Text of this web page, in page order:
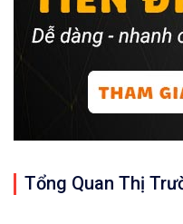
✅Xem cách mở
👉𝘔ở 𝘵à𝘪 𝘬𝘩𝘰ả𝘯
✅Xem cách mở
✅Xem video
Tổng Quan Thị